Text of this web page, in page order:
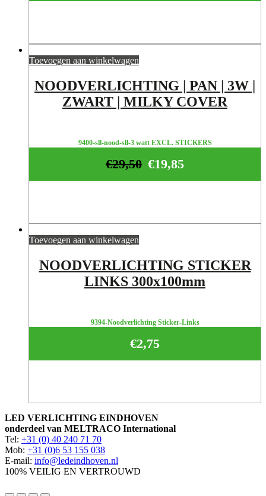
Toevoegen aan winkelwagen
NOODVERLICHTING | PAN | 3W |
ZWART | MILKY COVER
9400-sll-nood-sll-3 watt EXCL. STICKERS
€19,85
€29,50
Toevoegen aan winkelwagen
NOODVERLICHTING STICKER
LINKS 300x100mm
9394-Noodverlichting Sticker-Links
€2,75
LED VERLICHTING EINDHOVEN
onderdeel van MELTRACO International
Tel: +31 (0) 40 240 71 70
Mob: +31 (0)6 53 155 038
E-mail: info@ledeindhoven.nl
100% VEILIG EN VERTROUWD